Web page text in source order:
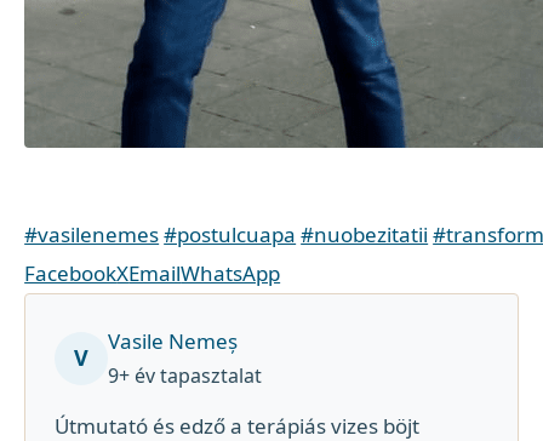
#vasilenemes#postulcuapa #nuobezitatii
FacebookXEmailWhatsApp
V
Vasile Nemeș
9+ év tapasztalat
Útmutató és edző a terápiás vizes böjt